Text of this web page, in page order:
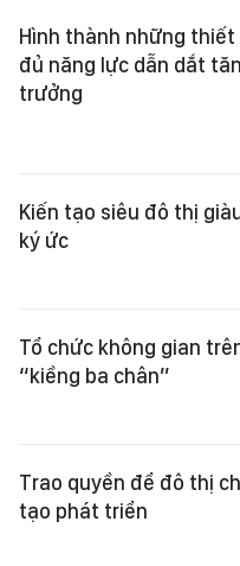
Hình thành những thiết
đủ năng lực dẫn dắt
trưởng
Kiến tạo siêu đô thị
ký ức
Tổ chức không gian
“kiềng ba chân”
Trao quyền để đô thị
tạo phát triển